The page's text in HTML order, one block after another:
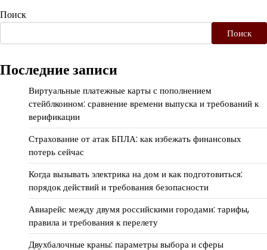
Поиск
Поиск
Последние записи
Виртуальные платежные карты с пополнением
стейблкоином: сравнение времени выпуска и требований к
верификации
Страхование от атак БПЛА: как избежать финансовых
потерь сейчас
Когда вызывать электрика на дом и как подготовиться:
порядок действий и требования безопасности
Авиарейс между двумя российскими городами: тарифы,
правила и требования к перелету
Двухбалочные краны: параметры выбора и сферы